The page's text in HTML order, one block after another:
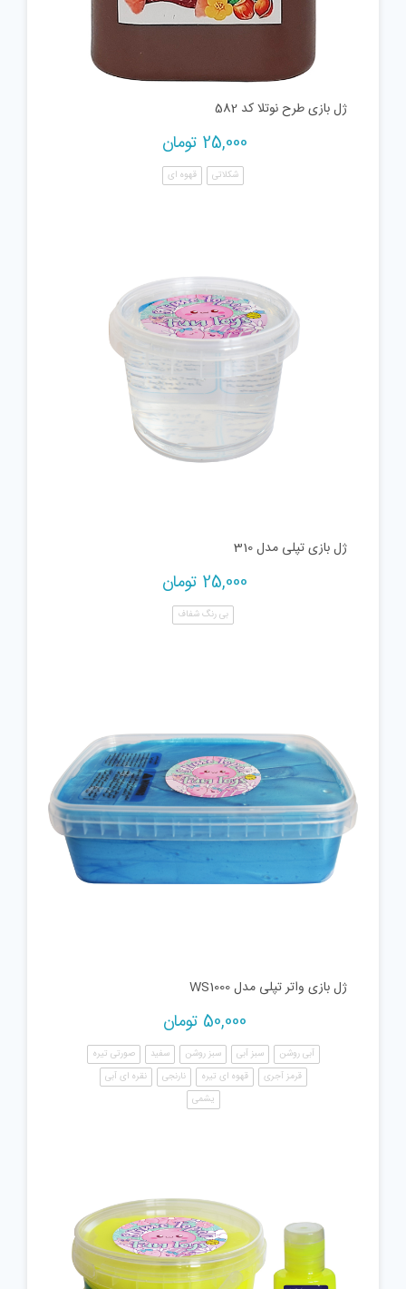
ژل بازی طرح نوتلا کد 582
25,000 تومان
شکلاتی قهوه ای
ژل بازی تپلی مدل 310
25,000 تومان
بی رنگ شفاف
ژل بازی واتر تپلی مدل WS1000
50,000 تومان
آبی روشن سبز آبی سبز روشن سفید
صورتی تیره
قرمز آجری
قهوه ای تیره نارنجی
نقره ای آبی
یشمی